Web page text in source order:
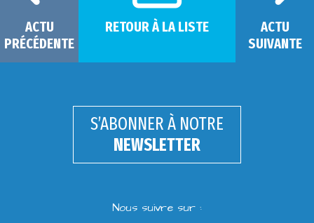
ACTU
PRÉCÉDENTE
RETOUR À LA LISTE
ACTU
SUIVANTE
S’ABONNER À NOTRE
NEWSLETTER
Nous suivre sur :